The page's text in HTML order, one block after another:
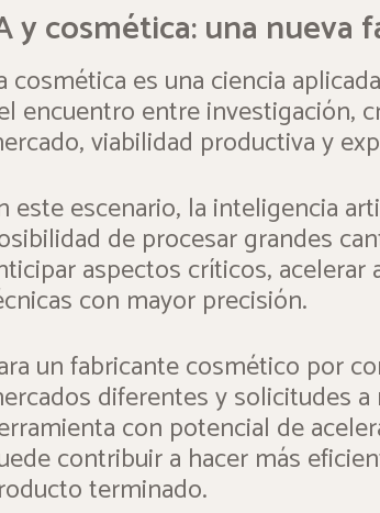
y cosmética: una nueva
cosmética es una ciencia
encuentro entre investigación,
viabilidad productiva y
este escenario, la inteligencia
de procesar grandes
aspectos críticos,
con mayor precisión.
un fabricante cosmético por
diferentes y solicitudes
con potencial de
contribuir a hacer más
terminado.